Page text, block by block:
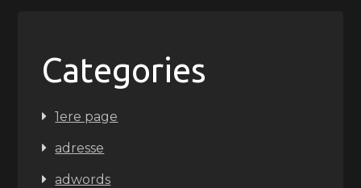
Categories
1ere page
adresse
adwords